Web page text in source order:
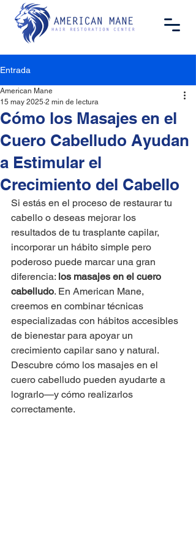
Entrada
Cómo los Masajes en el
Cuero Cabelludo Ayudan
a Estimular el
Crecimiento del Cabello
American Mane
15 may 2025 2 min de lectura
Si estás en el proceso de restaurar tu
cabello o deseas mejorar los
resultados de tu trasplante capilar,
incorporar un hábito simple pero
poderoso puede marcar una gran
diferencia: los masajes en el cuero
cabelludo. En American Mane,
creemos en combinar técnicas
especializadas con hábitos accesibles
de bienestar para apoyar un
crecimiento capilar sano y natural.
Descubre cómo los masajes en el
cuero cabelludo pueden ayudarte a
lograrlo—y cómo realizarlos
correctamente.